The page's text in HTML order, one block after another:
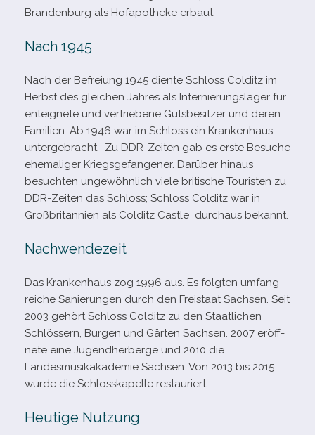
Brandenburg als Hofapotheke erbaut.
Nach 1945
Nach der Befreiung 1945 diente Schloss Colditz im
Herbst des glei­chen Jahres als Internierungslager für
ent­eig­nete und ver­trie­bene Gutsbesitzer und deren
Familien. Ab 1946 war im Schloss ein Krankenhaus
unter­ge­bracht. Zu DDR-​Zeiten gab es erste Besuche
ehe­ma­li­ger Kriegsgefangener. Darüber hin­aus
besuch­ten unge­wöhn­lich viele bri­ti­sche Touristen zu
DDR-​Zeiten das Schloss; Schloss Colditz war in
Großbritannien als Colditz Castle durch­aus bekannt.
Nachwendezeit
Das Krankenhaus zog 1996 aus. Es folg­ten umfang­
rei­che Sanierungen durch den Freistaat Sachsen. Seit
2003 gehört Schloss Colditz zu den Staatlichen
Schlössern, Burgen und Gärten Sachsen. 2007 eröff­
nete eine Jugendherberge und 2010 die
Landesmusikakademie Sachsen. Von 2013 bis 2015
wurde die Schlosskapelle restauriert.
Heutige Nutzung